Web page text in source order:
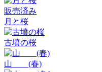
販売済み
月と桜
古墳の桜
山 (春)